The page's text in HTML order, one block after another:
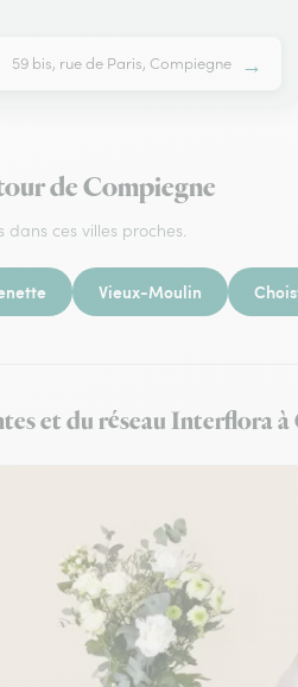
59 bis, rue de Paris, Compiegne →
de Compiegne
ces villes proches.
Vieux-Moulin
et du réseau Interflora à